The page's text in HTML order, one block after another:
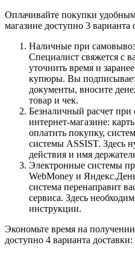
Оплачивайте покупки
магазине доступно 3 варианта
Наличные при
Специалист свяжется с
уточнить время и
купюры. Вы
документы, вносите
товар и чек.
Безналичный расчет
интернет-магазине:
оплатить покупку,
системы ASSIST. Здесь
действия и имя
Электронные системы
WebMoney и
система перенаправит
сервиса. Здесь
инструкции.
Экономьте время на
доступно 4 варианта доставки: